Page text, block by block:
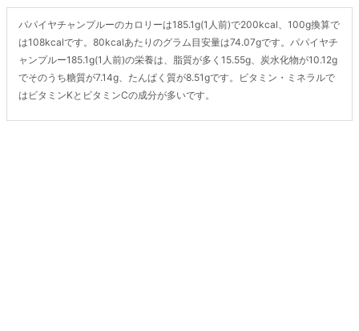
パパイヤチャンプルーのカロリーは185.1g(1人前)で200kcal、100g換算で
は108kcalです。80kcalあたりのグラム目安量は74.07gです。パパイヤチ
ャンプルー185.1g(1人前)の栄養は、脂質が多く15.55g、炭水化物が10.12g
でそのうち糖質が7.14g、たんぱく質が8.51gです。ビタミン・ミネラルで
はビタミンKとビタミンCの成分が多いです。